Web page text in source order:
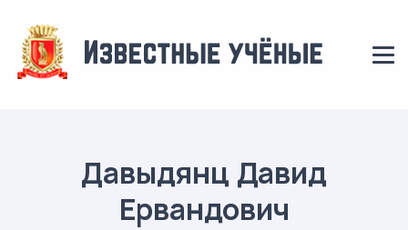
Давыдянц Давид
Ервандович